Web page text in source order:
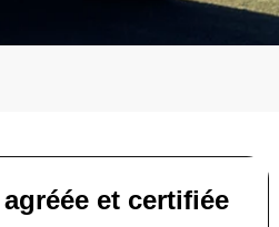
et certifiée